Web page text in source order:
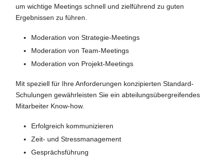
um wichtige Meetings schnell und zielführend zu guten
Ergebnissen zu führen.
Moderation von Strategie-Meetings
Moderation von Team-Meetings
Moderation von Projekt-Meetings
Mit speziell für Ihre Anforderungen konzipierten Standard-
Schulungen gewährleisten Sie ein abteilungsübergreifendes
Mitarbeiter Know-how.
Erfolgreich kommunizieren
Zeit- und Stressmanagement
Gesprächsführung